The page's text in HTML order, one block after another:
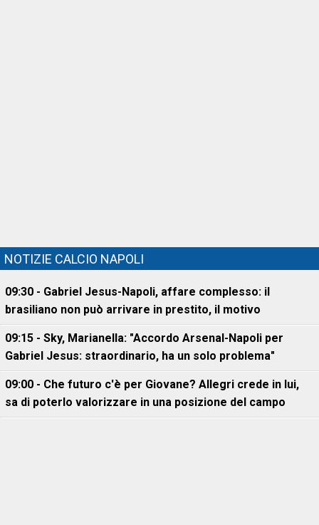
NOTIZIE CALCIO NAPOLI
09:30 - Gabriel Jesus-Napoli, affare complesso: il
brasiliano non può arrivare in prestito, il motivo
09:15 - Sky, Marianella: "Accordo Arsenal-Napoli per
Gabriel Jesus: straordinario, ha un solo problema"
09:00 - Che futuro c'è per Giovane? Allegri crede in lui,
sa di poterlo valorizzare in una posizione del campo